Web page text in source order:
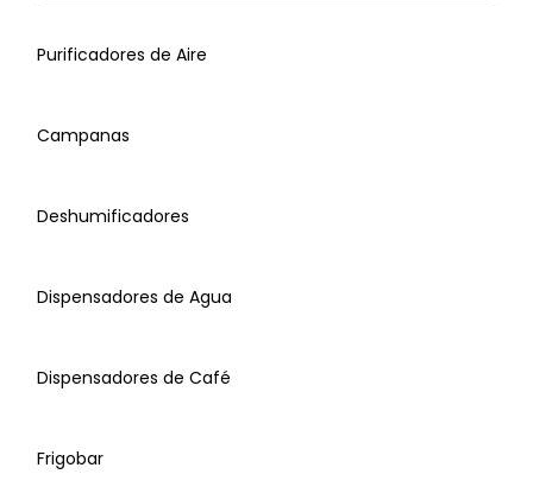
Purificadores de Aire
Campanas
Deshumificadores
Dispensadores de Agua
Dispensadores de Café
Frigobar